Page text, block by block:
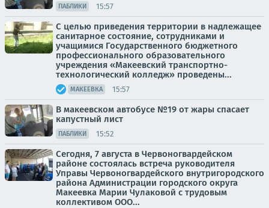
ПАБЛИКИ 15:57
С целью приведения территории в надлежащее
санитарное состояние, сотрудниками и
учащимися Государственного бюджетного
профессионального образовательного
учреждения «Макеевский транспортно-
технологический колледж» проведены...
МАКЕЕВКА 15:57
В макеевском автобусе №19 от жары спасает
капустный лист
ПАБЛИКИ 15:52
Сегодня, 7 августа в Червоногвардейском
районе состоялась встреча руководителя
Управы Червоногвардейского внутригородского
района Администрации городского округа
Макеевка Марии Чулаковой с трудовым
коллективом ООО...